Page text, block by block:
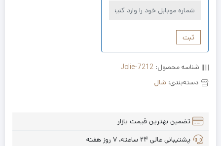
ثبت
شناسه محصول: Jolie-7212
دسته‌بندی: شال
تضمین بهترین قیمت بازار
پشتیبانی عالی ۲۴ ساعته، ۷ روز هفته